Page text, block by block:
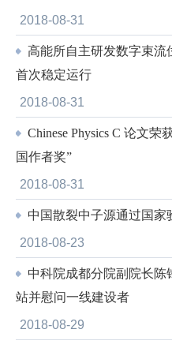
2018-08-31
高能所自主研发数字束流
首次稳定运行
2018-08-31
Chinese Physics C 论文荣
国作者奖”
2018-08-31
中国散裂中子源通过国家
2018-08-23
中科院成都分院副院长陈
站并慰问一线建设者
2018-08-29